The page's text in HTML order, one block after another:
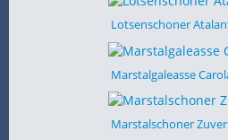
Lotsenschoner
Marstalgaleasse
Marstalschoner